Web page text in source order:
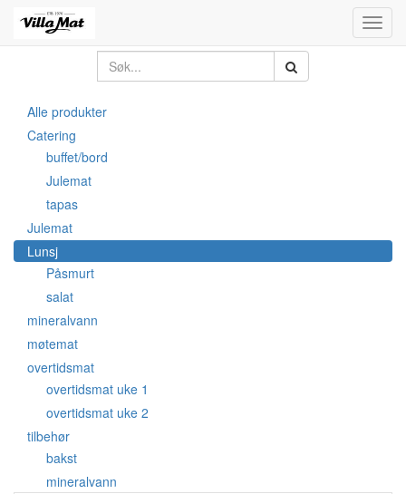
Alle produkter
Catering
buffet/bord
Julemat
tapas
Julemat
Lunsj
Påsmurt
salat
mineralvann
møtemat
overtidsmat
overtidsmat uke 1
overtidsmat uke 2
tilbehør
bakst
mineralvann